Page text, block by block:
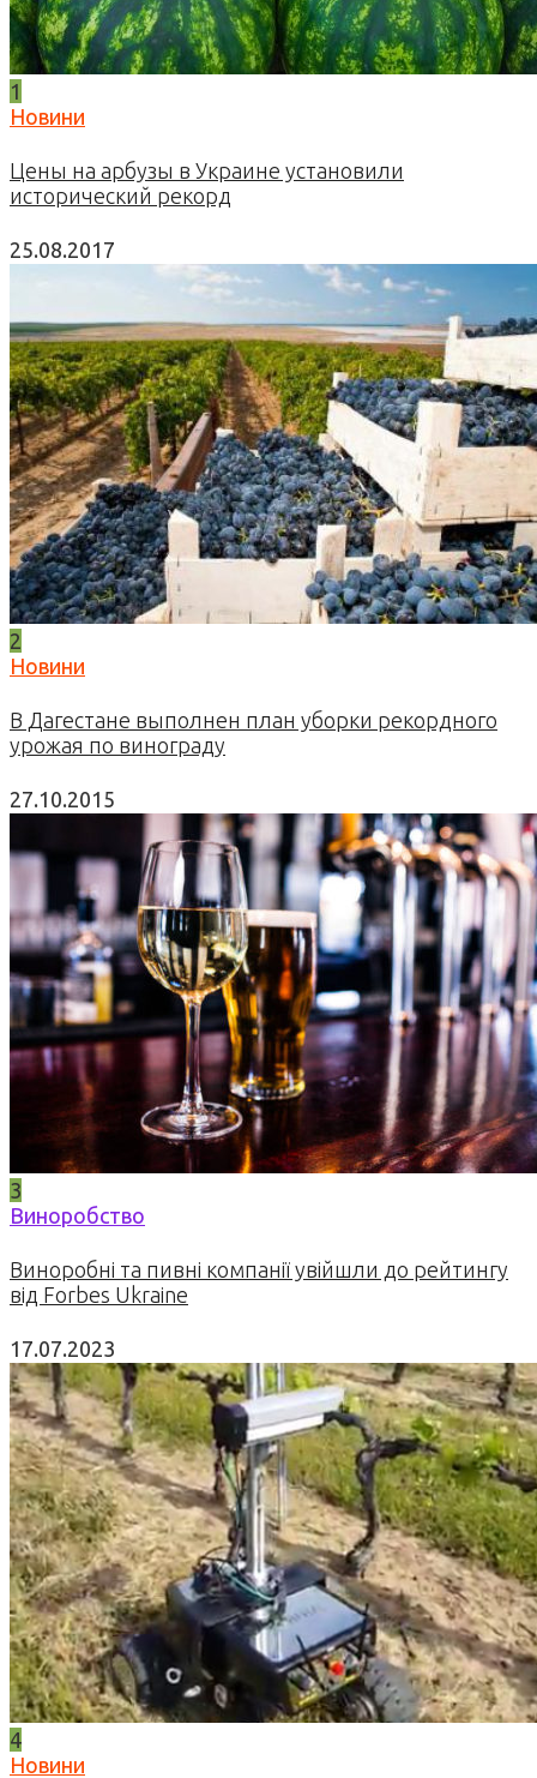
1
Новини
Цены на арбузы в Украине установили
исторический рекорд
25.08.2017
2
Новини
В Дагестане выполнен план уборки рекордного
урожая по винограду
27.10.2015
3
Виноробство
Виноробні та пивні компанії увійшли до рейтингу
від Forbes Ukraine
17.07.2023
4
Новини